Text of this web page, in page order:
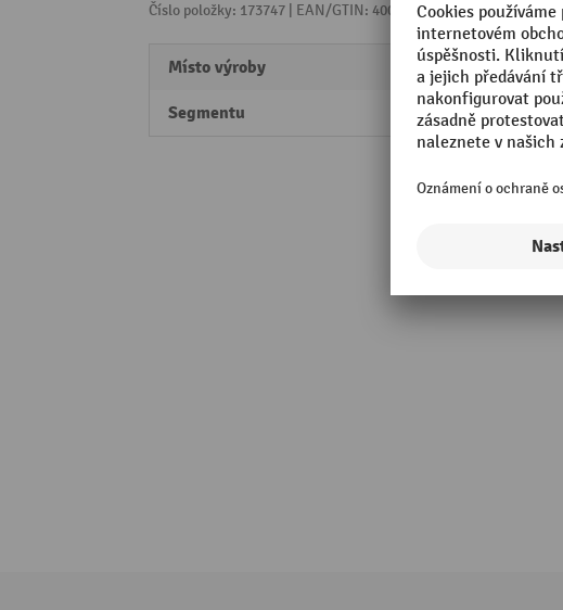
Číslo položky: 173747 | EAN/GTIN: 4005337061904Z kategorie:
Místo výroby Made in Europe
Segmentu Professional